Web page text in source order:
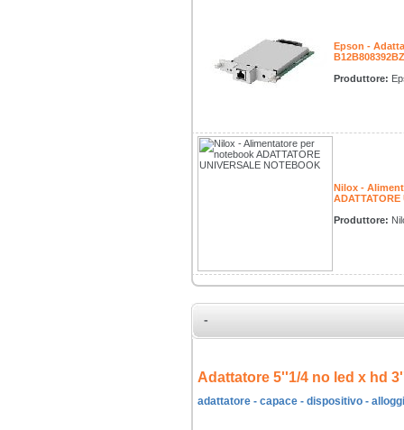
Epson -
B12B808392BZ
Produttore:
Nilox -
Produttore:
-
Adattatore 5''1/4 no led x hd
adattatore - capace - dispositivo -